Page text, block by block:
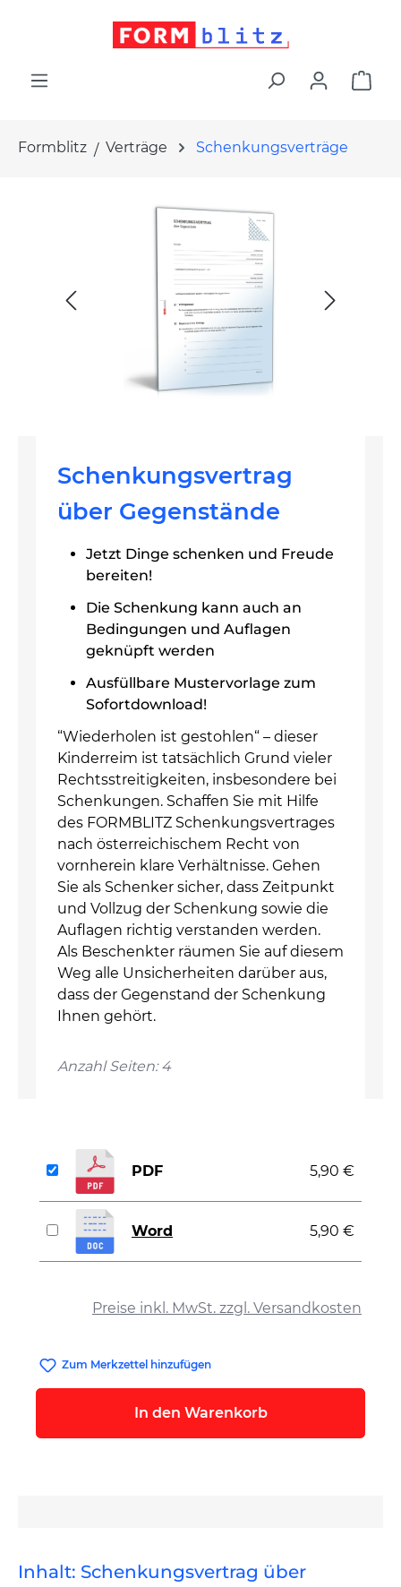
Formblitz Verträge Schenkungsverträge
Schenkungsvertrag
über Gegenstände
Jetzt Dinge schenken und Freude
bereiten!
Die Schenkung kann auch an
Bedingungen und Auflagen
geknüpft werden
Ausfüllbare Mustervorlage zum
Sofortdownload!
“Wiederholen ist gestohlen“ – dieser
Kinderreim ist tatsächlich Grund vieler
Rechtsstreitigkeiten, insbesondere bei
Schenkungen. Schaffen Sie mit Hilfe
des FORMBLITZ Schenkungsvertrages
nach österreichischem Recht von
vornherein klare Verhältnisse. Gehen
Sie als Schenker sicher, dass Zeitpunkt
und Vollzug der Schenkung sowie die
Auflagen richtig verstanden werden.
Als Beschenkter räumen Sie auf diesem
Weg alle Unsicherheiten darüber aus,
dass der Gegenstand der Schenkung
Ihnen gehört.
Anzahl Seiten: 4
Preise inkl. MwSt. zzgl. Versandkosten
PDF 5,90 €
Word 5,90 €
Zum Merkzettel hinzufügen
In den Warenkorb
Inhalt: Schenkungsvertrag über